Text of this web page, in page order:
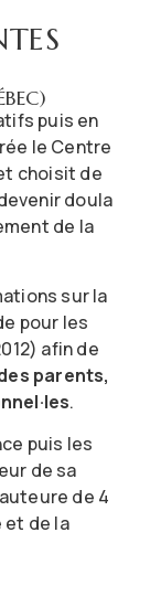
puis en
le Centre
choisit de
doula
de la
sur la
pour les
afin de
parents,
.
puis les
de sa
de 4
et de la